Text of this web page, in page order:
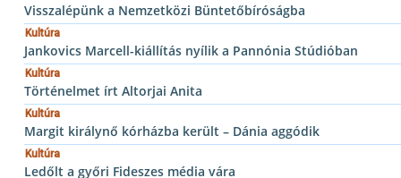
Visszalépünk a Nemzetközi Büntetőbíróságba
Kultúra
Jankovics Marcell-kiállítás nyílik a Pannónia Stúdióban
Kultúra
Történelmet írt Altorjai Anita
Kultúra
Margit királynő kórházba került – Dánia aggódik
Kultúra
Ledőlt a győri Fideszes média vára